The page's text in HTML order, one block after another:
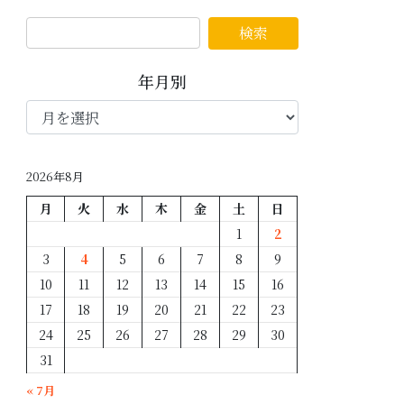
年月別
年
2026年8月
月 火 水 木 金 土
日
1
2
3
4 5 6 7 8
9
10
11 12 13 14 15
16
17
18 19 20 21 22
23
24
25 26 27 28 29
30
31
« 7月